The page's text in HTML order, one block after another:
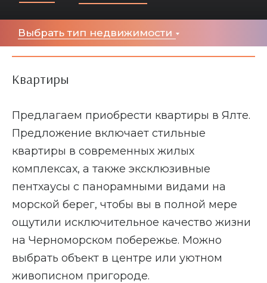
Выбрать тип недвижимости
недвижимость
Квартиры
Предлагаем приобрести квартиры в Ялте.
Предложение включает стильные
квартиры в современных жилых
комплексах, а также эксклюзивные
пентхаусы с панорамными видами на
морской берег, чтобы вы в полной мере
ощутили исключительное качество жизни
на Черноморском побережье. Можно
выбрать объект в центре или уютном
живописном пригороде.